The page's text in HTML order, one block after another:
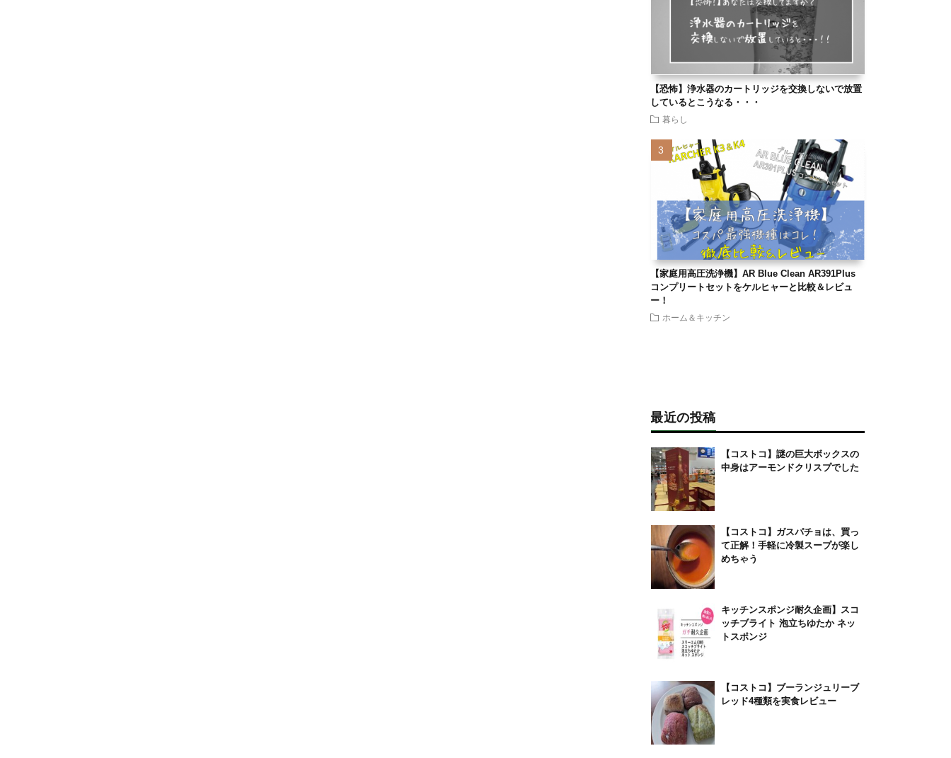
【恐怖】浄水器のカートリッジを交換しないで放置
しているとこうなる・・・
暮らし
【家庭用高圧洗浄機】AR Blue Clean AR391Plus
コンプリートセットをケルヒャーと比較＆レビュ
ー！
ホーム＆キッチン
最近の投稿
【コストコ】謎の巨大ボックスの
中身はアーモンドクリスプでした
【コストコ】ガスパチョは、買っ
て正解！手軽に冷製スープが楽し
めちゃう
キッチンスポンジ耐久企画】スコ
ッチブライト 泡立ちゆたか ネッ
トスポンジ
【コストコ】ブーランジュリーブ
レッド4種類を実食レビュー